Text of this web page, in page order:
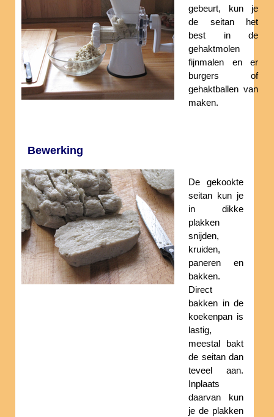
gebeurt, kun je
de seitan het
best in de
gehaktmolen
fijnmalen en er
burgers of
gehaktballen van
maken.
Bewerking
De gekookte
seitan kun je
in dikke
plakken
snijden,
kruiden,
paneren en
bakken.
Direct
bakken in de
koekenpan is
lastig,
meestal bakt
de seitan dan
teveel aan.
Inplaats
daarvan kun
je de plakken